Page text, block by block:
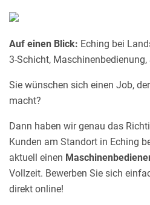
Auf einen Blick: Eching bei
3-Schicht, Maschinenbedienung,
Sie wünschen sich einen Job,
macht?
Dann haben wir genau das
Kunden am Standort in Eching
aktuell einen
Vollzeit. Bewerben Sie sich
direkt online!